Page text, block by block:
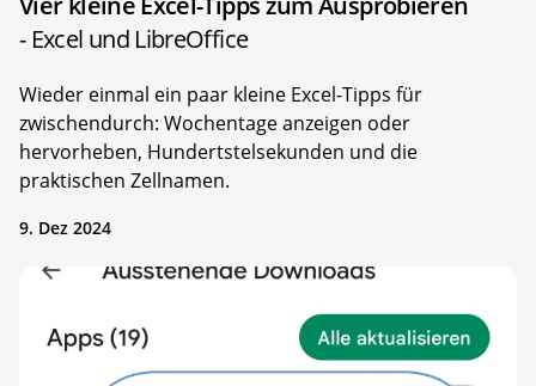
- Excel und LibreOffice
Wieder einmal ein paar kleine Excel-Tipps für
zwischendurch: Wochentage anzeigen oder
hervorheben, Hundertstelsekunden und die
praktischen Zellnamen.
9. Dez 2024